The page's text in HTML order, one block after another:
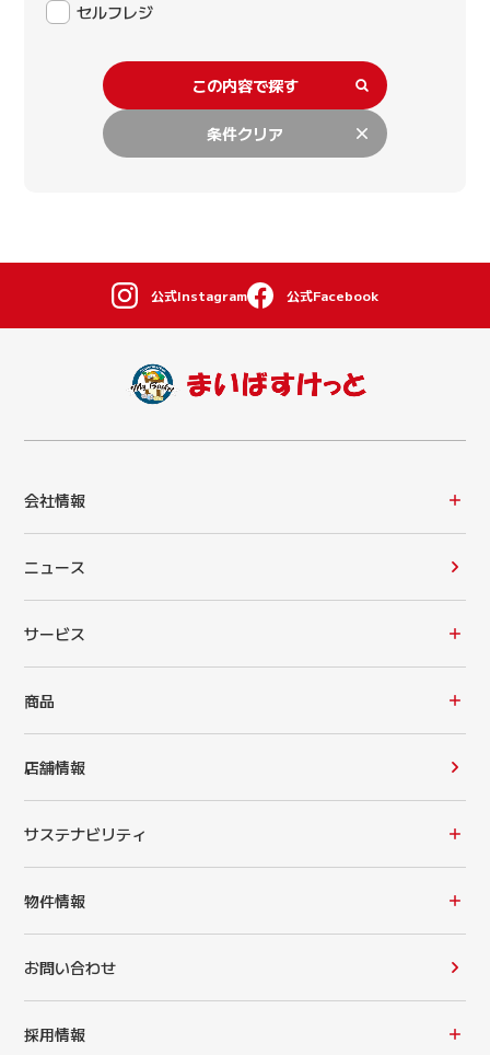
セルフレジ
この内容で探す
条件クリア
公式Instagram 公式Facebook
会社情報
ニュース
サービス
商品
店舗情報
サステナビリティ
物件情報
お問い合わせ
採用情報